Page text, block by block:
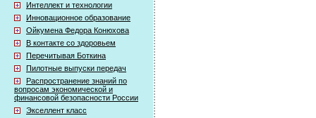
Интеллект и технологии
Инновационное образование
Ойкумена Федора Конюхова
В контакте со здоровьем
Перечитывая Боткина
Пилотные выпуски передач
Распространение знаний по
вопросам экономической и
финансовой безопасности России
Экселлент класс